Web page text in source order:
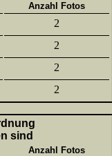
Anzahl Fotos
2
2
2
2
sind
Anzahl Fotos